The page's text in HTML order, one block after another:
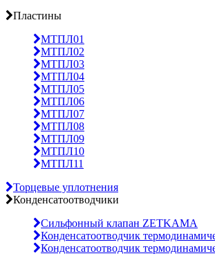
Пластины
МТПЛ01
МТПЛ02
МТПЛ03
МТПЛ04
МТПЛ05
МТПЛ06
МТПЛ07
МТПЛ08
МТПЛ09
МТПЛ10
МТПЛ11
Торцевые уплотнения
Конденсатоотводчики
Сильфонный клапан ZETKAMA
Конденсатоотводчик
Конденсатоотводчик